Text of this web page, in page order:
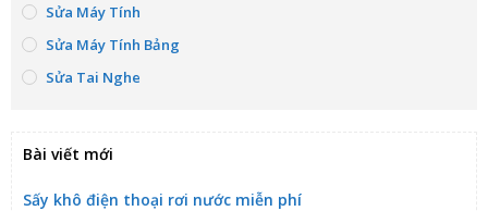
Sửa Máy Tính
Sửa Máy Tính Bảng
Sửa Tai Nghe
Bài viết mới
Sấy khô điện thoại rơi nước miễn phí